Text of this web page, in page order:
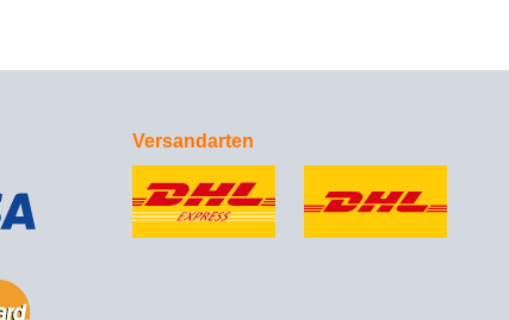
Versandarten